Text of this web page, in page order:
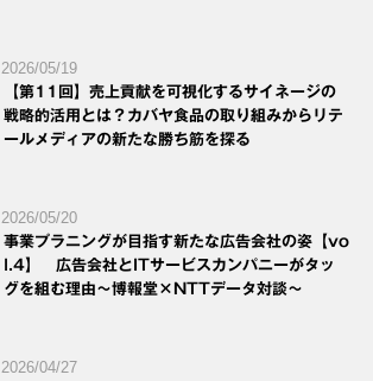
2026/05/19
【第11回】売上貢献を可視化するサイネージの
戦略的活用とは？カバヤ食品の取り組みからリテ
ールメディアの新たな勝ち筋を探る
2026/05/20
事業プラニングが目指す新たな広告会社の姿【vo
l.4】 広告会社とITサービスカンパニーがタッ
グを組む理由～博報堂×NTTデータ対談～
2026/04/27